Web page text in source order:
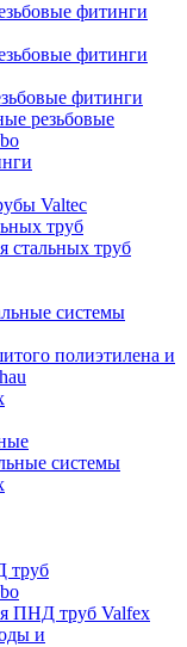
фитинги
фитинги
фитинги
резьбовые
Valtec
труб
стальных труб
системы
полиэтилена и
системы
труб
ПНД труб Valfex
и